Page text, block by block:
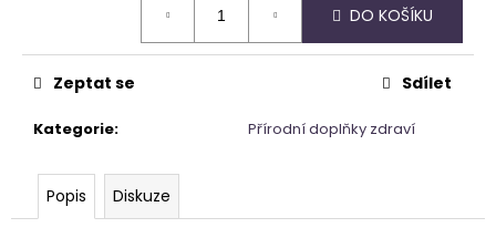
DO KOŠÍKU
Kategorie: Přírodní doplňky zdraví
Zeptat se Sdílet
Popis Diskuze
KARTY
VODNÍCH
444